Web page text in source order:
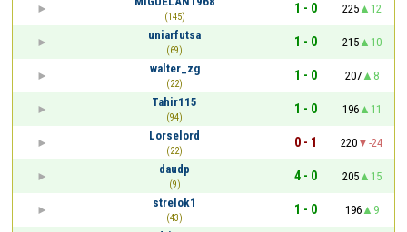
(145)
1 - 0 225
12
uniarfutsa
(69)
1 - 0 215
10
walter_zg
(22)
1 - 0 207
8
Tahir115
(94)
1 - 0 196
11
Lorselord
(22)
0 - 1 220
-24
daudp
(9)
4 - 0 205
15
strelok1
(43)
1 - 0 196
9